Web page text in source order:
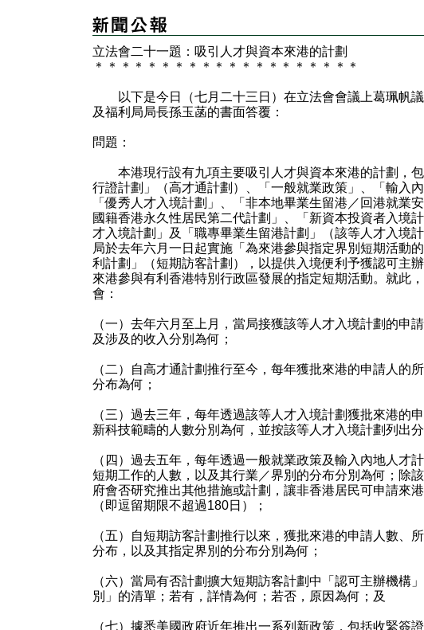
立法會二十一題：吸引人才與資本來港的計劃
＊
＊ ＊ ＊ ＊ ＊ ＊ ＊ ＊ ＊ ＊ ＊ ＊ ＊ ＊ ＊ ＊ ＊ ＊ ＊
以下是今日（七月二十三日）在立法會會議上葛珮帆議
及福利局局長孫玉菡的書面答覆：
問題：
本港現行設有九項主要吸引人才與資本來港的計劃，包
行證計劃」（高才通計劃）、「一般就業政策」、「輸入內
「優秀人才入境計劃」、「非本地畢業生留港／回港就業
國籍香港永久性居民第二代計劃」、「新資本投資者入境
才入境計劃」及「職專畢業生留港計劃」（該等人才入境
局於去年六月一日起實施「為來港參與指定界別短期活動
利計劃」（短期訪客計劃），以提供入境便利予獲認可主
來港參與有利香港特別行政區發展的指定短期活動。就此
會：
（一）去年六月至上月，當局接獲該等人才入境計劃的申
及涉及的收入分別為何；
（二）自高才通計劃推行至今，每年獲批來港的申請人的
分布為何；
（三）過去三年，每年透過該等人才入境計劃獲批來港的
新科技範疇的人數分別為何，並按該等人才入境計劃列出分
（四）過去五年，每年透過一般就業政策及輸入內地人才
短期工作的人數，以及其行業／界別的分布分別為何；除
府會否研究推出其他措施或計劃，讓非香港居民可申請來
（即逗留期限不超過180日）；
（五）自短期訪客計劃推行以來，獲批來港的申請人數、
分布，以及其指定界別的分布分別為何；
（六）當局有否計劃擴大短期訪客計劃中「認可主辦機構
別」的清單；若有，詳情為何；若否，原因為何；及
（七）據悉美國政府近年推出一系列新政策，包括收緊簽